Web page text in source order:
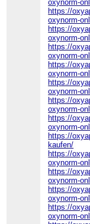
oxynorm-
https://
oxynorm-
https://
oxynorm-
https://
oxynorm-
https://
oxynorm-
https://
oxynorm-
https://
oxynorm-
https://
oxynorm-
https://
kaufen/
https://
oxynorm-
https://
oxynorm-
https://
oxynorm-
https://
oxynorm-